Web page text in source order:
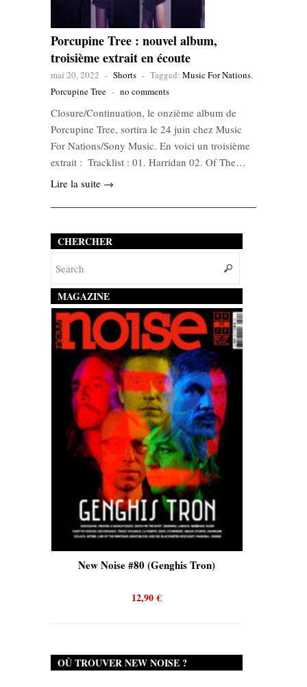
Porcupine Tree : nouvel album,
troisième extrait en écoute
mai 20, 2022 - Shorts - Tagged: Music For Nations,
Porcupine Tree - no comments
Closure/Continuation, le onzième album de
Porcupine Tree, sortira le 24 juin chez Music
For Nations/Sony Music. En voici un troisième
extrait : Tracklist : 01. Harridan 02. Of The…
Lire la suite →
CHERCHER
MAGAZINE
New Noise #80 (Genghis Tron)
12,90€
OÙ TROUVER NEW NOISE ?